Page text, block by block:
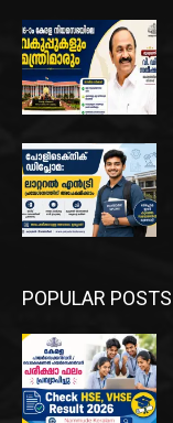
POPULAR POSTS